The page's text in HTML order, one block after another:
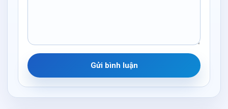
Gửi bình luận